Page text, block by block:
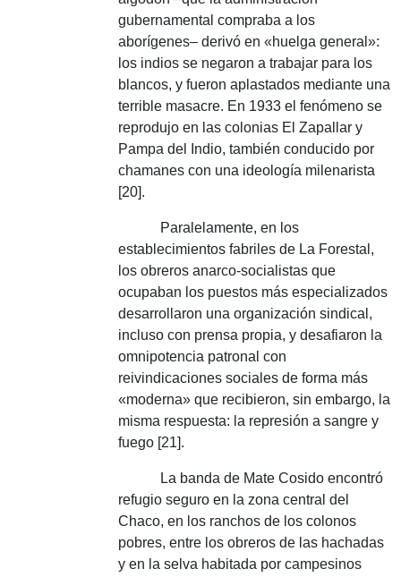
gubernamental compraba a los
aborígenes– derivó en «huelga general»:
los indios se negaron a trabajar para los
blancos, y fueron aplastados mediante una
terrible masacre. En 1933 el fenómeno se
reprodujo en las colonias El Zapallar y
Pampa del Indio, también conducido por
chamanes con una ideología milenarista
[20].
Paralelamente, en los
establecimientos fabriles de La Forestal,
los obreros anarco-socialistas que
ocupaban los puestos más especializados
desarrollaron una organización sindical,
incluso con prensa propia, y desafiaron la
omnipotencia patronal con
reivindicaciones sociales de forma más
«moderna» que recibieron, sin embargo, la
misma respuesta: la represión a sangre y
fuego [21].
La banda de Mate Cosido encontró
refugio seguro en la zona central del
Chaco, en los ranchos de los colonos
pobres, entre los obreros de las hachadas
y en la selva habitada por campesinos